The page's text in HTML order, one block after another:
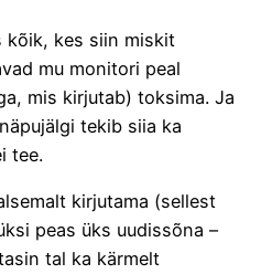
kõik, kes siin miskit
mu monitori peal
mis kirjutab) toksima. Ja
tekib siia ka
tee.
kirjutama (sellest
peas üks uudissõna –
tal ka kärmelt